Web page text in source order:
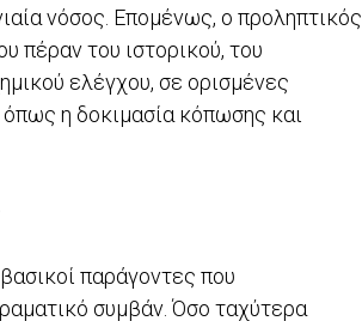
νόσος. Επομένως, ο προληπτικός
πέραν του ιστορικού, του
ελέγχου, σε ορισμένες
όπως η δοκιμασία κόπωσης και
παράγοντες που
συμβάν. Όσο ταχύτερα